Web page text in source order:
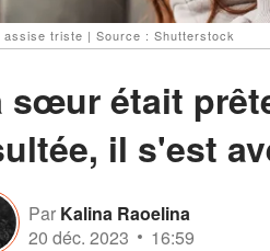
assise triste | Source : Shutterstock
sœur était
il s'est
Par Kalina Raoelina
20 déc. 2023
16:59